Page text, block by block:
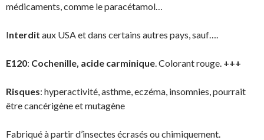
médicaments, comme le paracétamol…
Interdit aux USA et dans certains autres pays, sauf….
E120: Cochenille, acide carminique. Colorant rouge. +++
Risques: hyperactivité, asthme, eczéma, insomnies, pourrait
être cancérigène et mutagène
Fabriqué à partir d’insectes écrasés ou chimiquement.